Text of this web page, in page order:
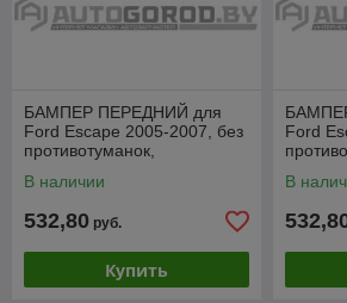
БАМПЕР ПЕРЕДНИЙ для
Ford Escape 2005-2007, без
противотуманок,
В наличии
532,80 руб.
Купить
Ford
В